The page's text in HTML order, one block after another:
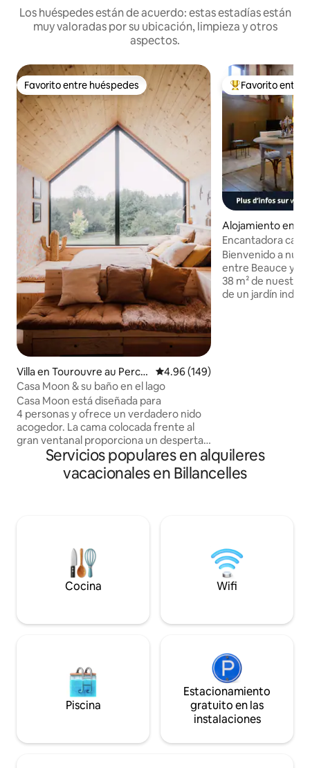
Los huéspedes están de acuerdo: estas estadías están
muy valoradas por su ubicación, limpieza y otros
aspectos.
Favorito entre huéspedes
Favorito entre huéspedes
Villa en Tourouvre au Perch
e
Calificación promedio: 4.96 de
4.96 (149)
Casa Moon & su baño en el lago
Casa Moon está diseñada para
4 personas y ofrece un verdadero nido
acogedor. La cama colocada frente al
gran ventanal proporciona un despertar
único. Acogedora y ultrafuncional, llena
de encanto, tiene todo para garantizar
una estancia estupenda. Su escritorio
climatizado con toques escandinavos en
invierno, se encuentra en el lago, una
experiencia sublime
Favorito entre
Favorito entre
Alojamiento en
lt-des-Bois
Encantadora
Beauce y Perche
Bienvenido a
entre Beauce y
38 m² de nuestra
de un jardín
Servicios populares en alquileres
vacacionales en Billancelles
Cocina Wifi
Piscina
Estacionamiento
gratuito en las
instalaciones